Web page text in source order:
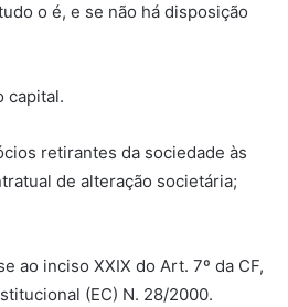
o é, e se não há disposição
capital.
retirantes da sociedade às
de alteração societária;
inciso XXIX do Art. 7º da CF,
(EC) N. 28/2000.